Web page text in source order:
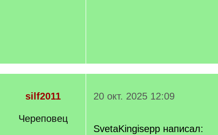
silf2011
Череповец
20 окт. 2025 12:09
SvetaKingisepp написал: